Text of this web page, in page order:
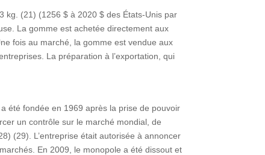
kg. (21) (1256 $ à 2020 $ des États-Unis par
La gomme est achetée directement aux
fois au marché, la gomme est vendue aux
La préparation à l’exportation, qui
été fondée en 1969 après la prise de pouvoir
un contrôle sur le marché mondial, de
(29). L’entreprise était autorisée à annoncer
En 2009, le monopole a été dissout et